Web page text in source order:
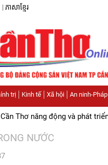
| ភាសាខ្មែរ
trị Kinh tế Xã hội An ninh-
Cần Thơ năng động và phát
NƯỚC